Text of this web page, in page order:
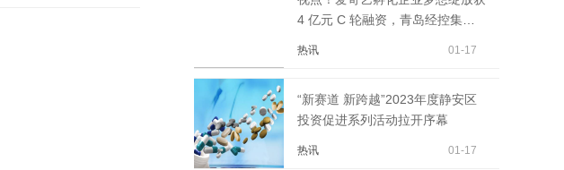
4 亿元 C 轮融资，青岛经控集团
热讯 01-17
“新赛道 新跨越”2023年度静安区
投资促进系列活动拉开序幕
热讯 01-17